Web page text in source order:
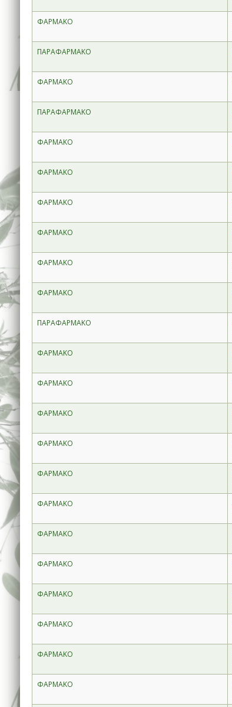
ΦΑΡΜΑΚΟ
ΠΑΡΑΦΑΡΜΑΚΟ
ΦΑΡΜΑΚΟ
ΠΑΡΑΦΑΡΜΑΚΟ
ΦΑΡΜΑΚΟ
ΦΑΡΜΑΚΟ
ΦΑΡΜΑΚΟ
ΦΑΡΜΑΚΟ
ΦΑΡΜΑΚΟ
ΦΑΡΜΑΚΟ
ΠΑΡΑΦΑΡΜΑΚΟ
ΦΑΡΜΑΚΟ
ΦΑΡΜΑΚΟ
ΦΑΡΜΑΚΟ
ΦΑΡΜΑΚΟ
ΦΑΡΜΑΚΟ
ΦΑΡΜΑΚΟ
ΦΑΡΜΑΚΟ
ΦΑΡΜΑΚΟ
ΦΑΡΜΑΚΟ
ΦΑΡΜΑΚΟ
ΦΑΡΜΑΚΟ
ΦΑΡΜΑΚΟ